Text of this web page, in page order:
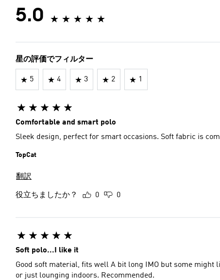
5.0
星の評価でフィルター
5 4 3 2 1
Comfortable and smart polo
Sleek design, perfect for smart occasions. Soft fabric is
TopCat
翻訳
役立ちましたか？ 0 0
Soft polo...I like it
Good soft material, fits well A bit long IMO but some
or just lounging indoors. Recommended.